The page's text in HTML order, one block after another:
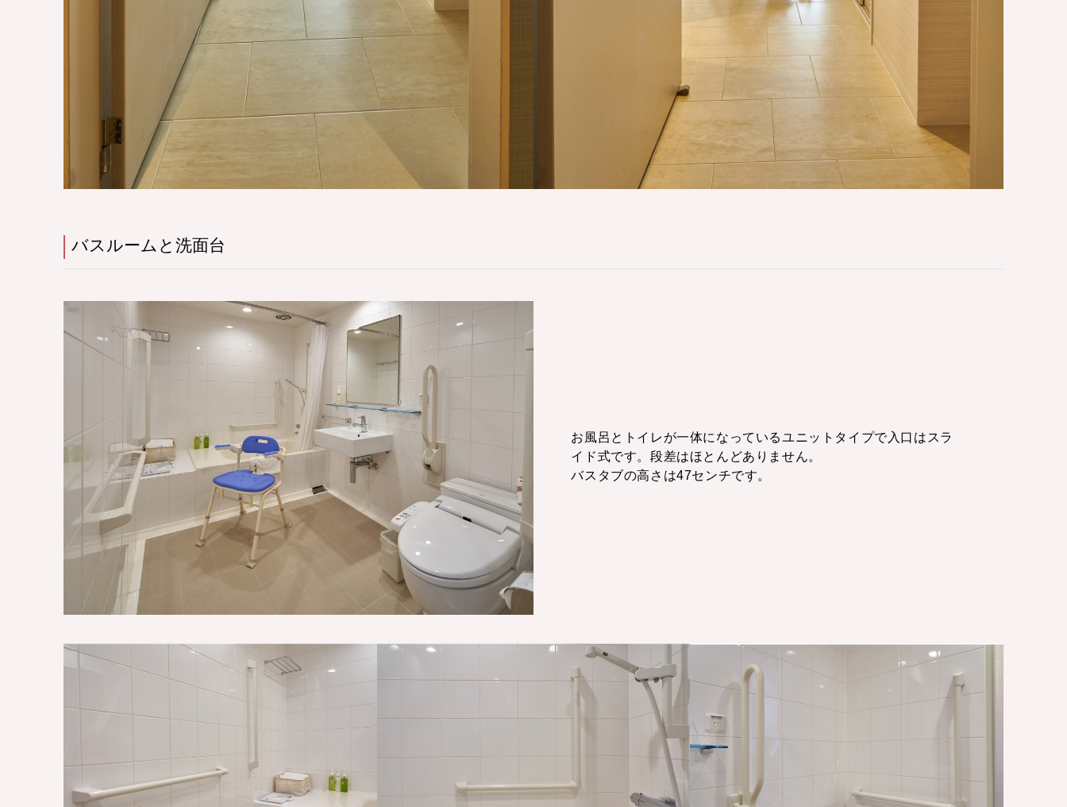
バスルームと洗面台
お風呂とトイレが一体になっているユニットタイプで入口はスラ
イド式です。段差はほとんどありません。
バスタブの高さは47センチです。